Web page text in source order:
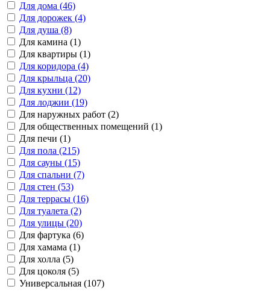
Для дома (46)
Для дорожек (4)
Для душа (8)
Для камина (1)
Для квартиры (1)
Для коридора (4)
Для крыльца (20)
Для кухни (12)
Для лоджии (19)
Для наружных работ (2)
Для общественных помещений (1)
Для печи (1)
Для пола (215)
Для сауны (15)
Для спальни (7)
Для стен (53)
Для террасы (16)
Для туалета (2)
Для улицы (20)
Для фартука (6)
Для хамама (1)
Для холла (5)
Для цоколя (5)
Универсальная (107)